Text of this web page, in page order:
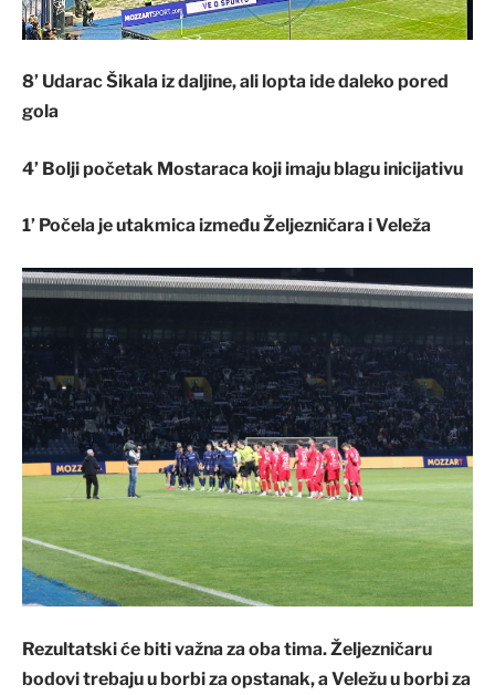
8’ Udarac Šikala iz daljine, ali lopta ide daleko pored
gola
4’ Bolji početak Mostaraca koji imaju blagu inicijativu
1’ Počela je utakmica između Željezničara i Veleža
Rezultatski će biti važna za oba tima. Željezničaru
bodovi trebaju u borbi za opstanak, a Veležu u borbi za